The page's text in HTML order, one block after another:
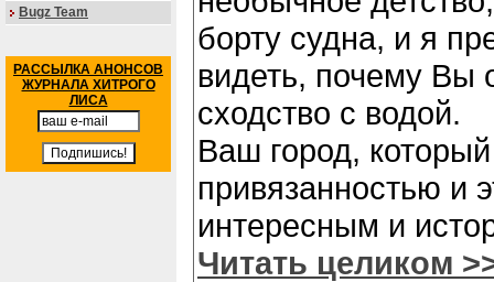
Bugz Team
РАССЫЛКА АНОНСОВ
ЖУРНАЛА ХИТРОГО
ЛИСА
борту судна, и я
видеть, почему Вы
сходство с водой.
Ваш город,
привязанностью и
интересным и
Читать целиком